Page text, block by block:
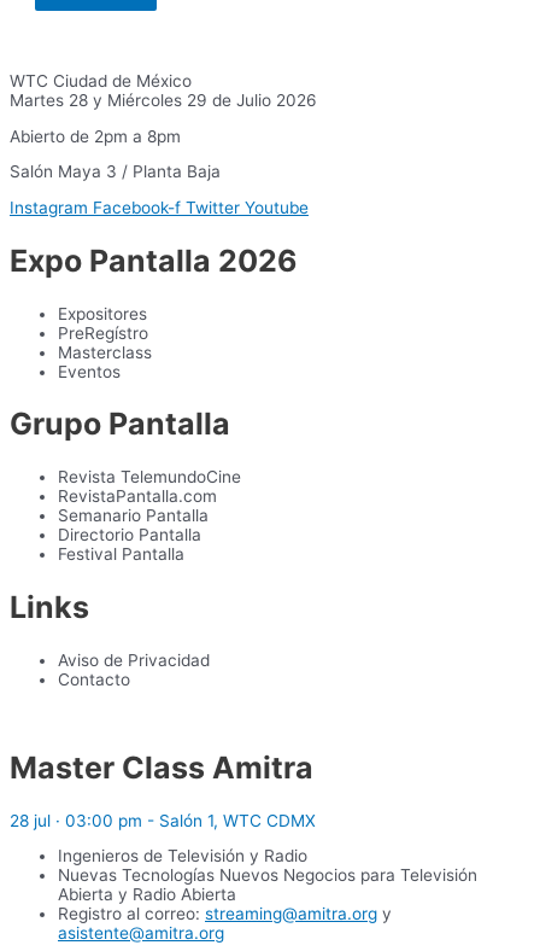
WTC Ciudad de México
Martes 28 y Miércoles 29 de Julio 2026
Abierto de 2pm a 8pm
Salón Maya 3 / Planta Baja
Instagram Facebook-f Twitter Youtube
Expo Pantalla 2026
Expositores
PreRegístro
Masterclass
Eventos
Grupo Pantalla
Revista TelemundoCine
RevistaPantalla.com
Semanario Pantalla
Directorio Pantalla
Festival Pantalla
Links
Aviso de Privacidad
Contacto
Master Class Amitra
28 jul · 03:00 pm - Salón 1, WTC CDMX
Ingenieros de Televisión y Radio
Nuevas Tecnologías Nuevos Negocios para Televisión
Abierta y Radio Abierta
Registro al correo: streaming@amitra.org y
asistente@amitra.org